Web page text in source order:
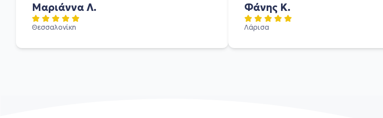
Μαριάννα Λ.
Θεσσαλονίκη
Φάνης Κ.
Λάρισα